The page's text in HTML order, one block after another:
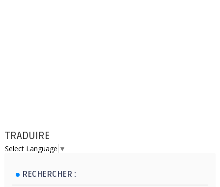
TRADUIRE
Select Language ▼
RECHERCHER :